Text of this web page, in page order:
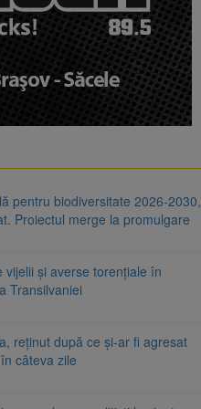
pentru biodiversitate 2026-2030,
Proiectul merge la promulgare
vijelii și averse torențiale în
Transilvaniei
reținut după ce și-ar fi agresat
câteva zile